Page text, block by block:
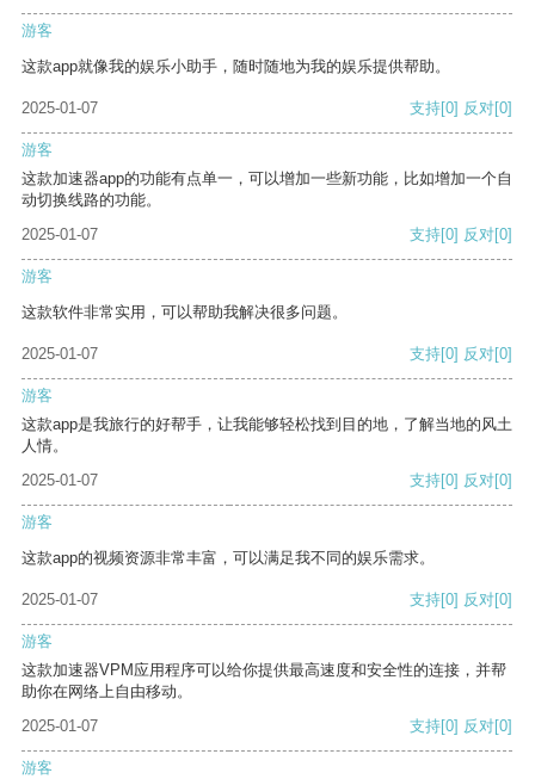
游客
这款app就像我的娱乐小助手，随时随地为我的娱乐提供帮助。
2025-01-07 支持[0] 反对[0]
游客
这款加速器app的功能有点单一，可以增加一些新功能，比如增加一个自
动切换线路的功能。
2025-01-07
支持[0] 反对[0]
游客
这款软件非常实用，可以帮助我解决很多问题。
2025-01-07 支持[0] 反对[0]
游客
这款app是我旅行的好帮手，让我能够轻松找到目的地，了解当地的风土
人情。
2025-01-07
支持[0] 反对[0]
游客
这款app的视频资源非常丰富，可以满足我不同的娱乐需求。
2025-01-07 支持[0] 反对[0]
游客
这款加速器VPM应用程序可以给你提供最高速度和安全性的连接，并帮
助你在网络上自由移动。
2025-01-07
支持[0] 反对[0]
游客